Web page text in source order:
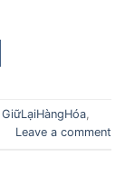
GiữLạiHàngHóa,
Leave a comment